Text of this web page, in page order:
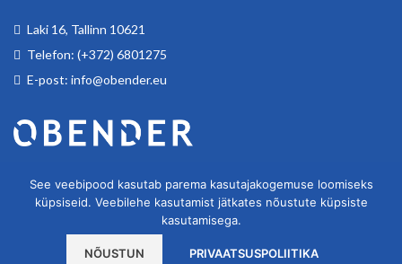
Laki 16, Tallinn 10621
Telefon: (+372) 6801275
E-post: info@obender.eu
OBENDER OÜ 2020
See veebipood kasutab parema kasutajakogemuse loomiseks
küpsiseid. Veebilehe kasutamist jätkates nõustute küpsiste
kasutamisega.
NÕUSTUN PRIVAATSUSPOLIITIKA